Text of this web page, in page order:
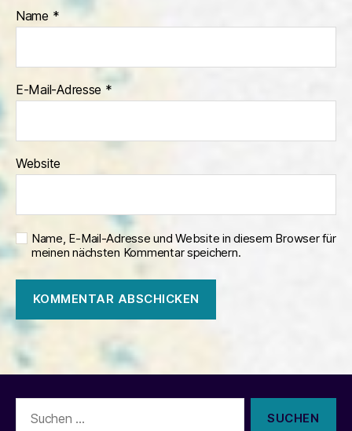
Name *
E-Mail-Adresse *
Website
Name, E-Mail-Adresse und Website in diesem Browser für
meinen nächsten Kommentar speichern.
nach: